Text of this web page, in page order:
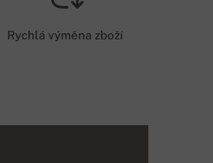
Rychlá výměna zboží